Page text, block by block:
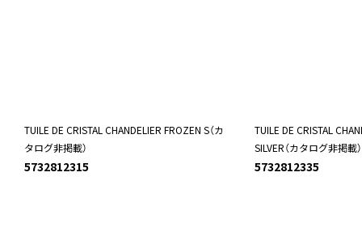
TUILE DE CRISTAL CHANDELIER FROZEN S（カ
タログ非掲載）
5732812315
TUILE DE CRISTAL
SILVER（カタログ非掲載）
5732812335